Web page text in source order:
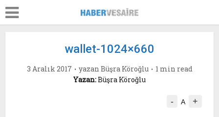
wallet-1024×660
3 Aralık 2017 yazan Büşra Köroğlu
1 min read
Yazan:Büşra Köroğlu
- A +